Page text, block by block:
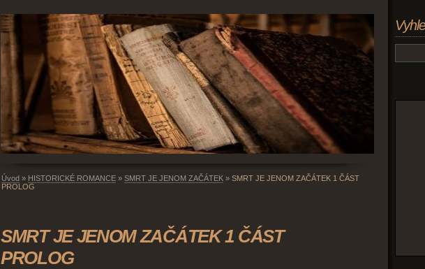
Úvod » HISTORICKÉ ROMANCE » SMRT JE JENOM ZAČÁTEK » SMRT JE JENOM ZAČÁTEK 1 ČÁST
PROLOG
SMRT JE JENOM ZAČÁTEK 1 ČÁST
PROLOG